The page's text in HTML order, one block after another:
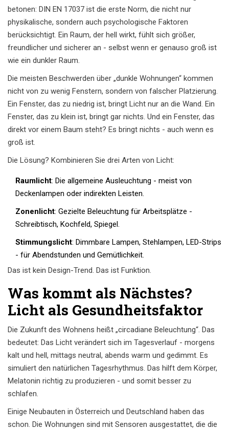
betonen: DIN EN 17037 ist die erste Norm, die nicht nur
physikalische, sondern auch psychologische Faktoren
berücksichtigt. Ein Raum, der hell wirkt, fühlt sich größer,
freundlicher und sicherer an - selbst wenn er genauso groß ist
wie ein dunkler Raum.
Die meisten Beschwerden über „dunkle Wohnungen“ kommen
nicht von zu wenig Fenstern, sondern von falscher Platzierung.
Ein Fenster, das zu niedrig ist, bringt Licht nur an die Wand. Ein
Fenster, das zu klein ist, bringt gar nichts. Und ein Fenster, das
direkt vor einem Baum steht? Es bringt nichts - auch wenn es
groß ist.
Die Lösung? Kombinieren Sie drei Arten von Licht:
Raumlicht: Die allgemeine Ausleuchtung - meist von
Deckenlampen oder indirekten Leisten.
Zonenlicht: Gezielte Beleuchtung für Arbeitsplätze -
Schreibtisch, Kochfeld, Spiegel.
Stimmungslicht: Dimmbare Lampen, Stehlampen, LED-Strips
- für Abendstunden und Gemütlichkeit.
Das ist kein Design-Trend. Das ist Funktion.
Was kommt als Nächstes?
Licht als Gesundheitsfaktor
Die Zukunft des Wohnens heißt „circadiane Beleuchtung“. Das
bedeutet: Das Licht verändert sich im Tagesverlauf - morgens
kalt und hell, mittags neutral, abends warm und gedimmt. Es
simuliert den natürlichen Tagesrhythmus. Das hilft dem Körper,
Melatonin richtig zu produzieren - und somit besser zu
schlafen.
Einige Neubauten in Österreich und Deutschland haben das
schon. Die Wohnungen sind mit Sensoren ausgestattet, die die